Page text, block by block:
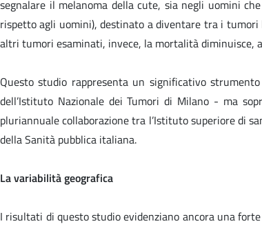
segnalare il melanoma della cute, sia negli uomini
rispetto agli uomini), destinato a diventare tra i tumori
altri tumori esaminati, invece, la mortalità diminuisce,
Questo studio rappresenta un significativo
dell’Istituto Nazionale dei Tumori di Milano - ma
pluriannuale collaborazione tra l’Istituto superiore di
della Sanità pubblica italiana.
La variabilità geografica
I risultati di questo studio evidenziano ancora una